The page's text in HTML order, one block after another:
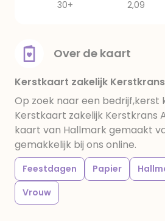
30+
2,09
Over de kaart
Kerstkaart zakelijk
Op zoek naar een bedrijf,kerst
Kerstkaart zakelijk Kerstkrans
kaart van Hallmark gemaakt
gemakkelijk bij ons online.
Feestdagen Papier
Vrouw